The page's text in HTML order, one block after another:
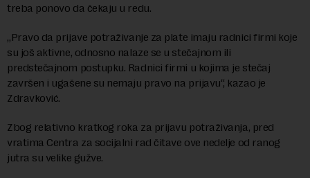
treba ponovo da čekaju u redu.
„Pravo da prijave potraživanje za plate imaju radnici firmi koje
su još aktivne, odnosno nalaze se u stečajnom ili
predstečajnom postupku. Radnici firmi u kojima je stečaj
završen i ugašene su nemaju pravo na prijavu“, kazao je
Zdravković.
Zbog relativno kratkog roka za prijavu potraživanja, pred
vratima Centra za socijalni rad čitave ove nedelje od ranog
jutra su velike gužve.